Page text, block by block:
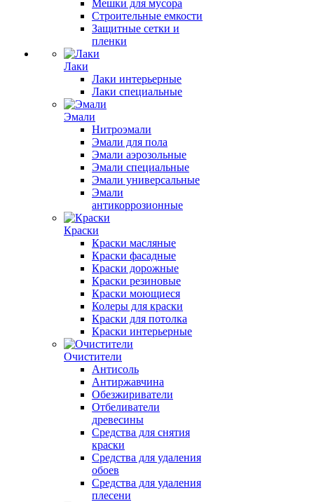
Мешки для мусора
Строительные емкости
Защитные сетки и
пленки
Лаки
Лаки интерьерные
Лаки специальные
Эмали
Нитроэмали
Эмали для пола
Эмали аэрозольные
Эмали специальные
Эмали универсальные
Эмали
антикоррозионные
Краски
Краски масляные
Краски фасадные
Краски дорожные
Краски резиновые
Краски моющиеся
Колеры для краски
Краски для потолка
Краски интерьерные
Очистители
Антисоль
Антиржавчина
Обезжириватели
Отбеливатели
древесины
Средства для снятия
краски
Средства для удаления
обоев
Средства для удаления
плесени